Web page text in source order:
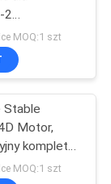
457
2
2
2
MOQ:1 szt
Stable
Motor,
kompletny
MOQ:1 szt